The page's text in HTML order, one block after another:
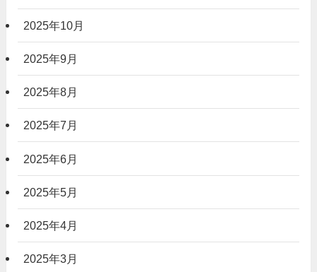
2025年10月
2025年9月
2025年8月
2025年7月
2025年6月
2025年5月
2025年4月
2025年3月